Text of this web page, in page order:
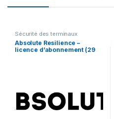
Sécurité des terminaux
Absolute Resilience –
licence d’abonnement (29